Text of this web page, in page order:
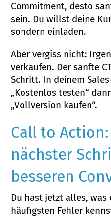
Commitment, desto
sein. Du willst deine
sondern einladen.
Aber vergiss nicht:
verkaufen. Der sanfte
Schritt. In deinem
„Kostenlos testen“
„Vollversion kaufen“.
Call to
nächster
besseren
Du hast jetzt alles, was
häufigsten Fehler